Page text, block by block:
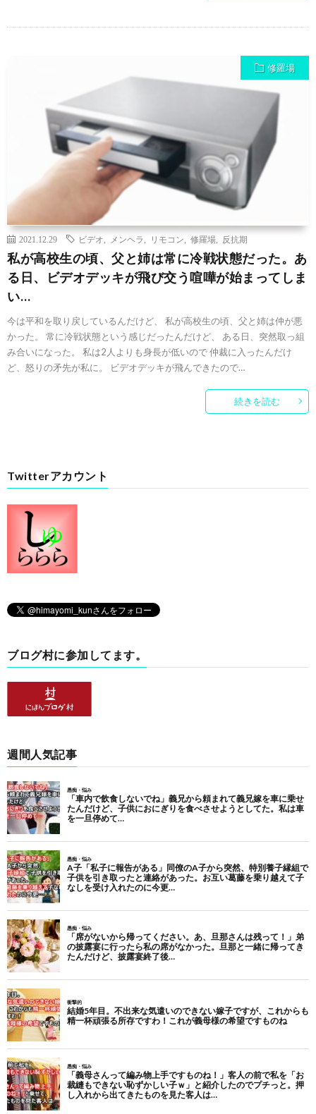
修羅場
2021.12.29 ビデオ メンヘラ リモコン 修羅場 反抗期
私が高校生の頃、父と姉は常に冷戦状態だった。あ
る日、ビデオデッキが飛び交う喧嘩が始まってしま
い…
今は平和を取り戻しているんだけど、 私が高校生の頃、父と姉は仲が悪
かった。 常に冷戦状態という感じだったんだけど、 ある日、突然取っ組
み合いになった。 私は2人よりも身長が低いので 仲裁に入ったんだけ
ど、怒りの矛先が私に。 ビデオデッキが飛んできたので…
続きを読む
Twitterアカウント
ブログ村に参加してます。
週間人気記事